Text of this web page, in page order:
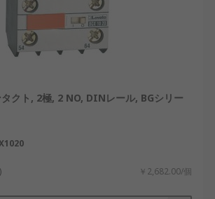
内外で実績を持つブランドが数
応じて選ばれています。
広いラインナップを持つブランド
ら一般用途まで幅広く対応して
野で高い信頼性を誇ります。
：フランスを拠点とするグ
で、エネルギー管理や制御機器
す。
クト, 2極, 2 NO, DINレール, BGシリー
￥2,682.00/個